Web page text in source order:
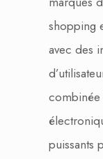
shopping
avec des
puissants